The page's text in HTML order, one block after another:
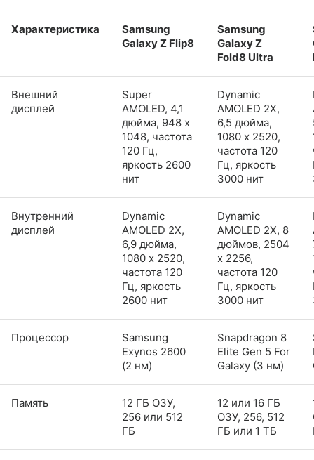
Характеристика
Samsung
Galaxy Z Flip8
Samsung
Galaxy Z
Fold8 Ultra
Внешний
дисплей
Super
AMOLED, 4,1
дюйма, 948 x
1048, частота
120 Гц,
яркость 2600
нит
Dynamic
AMOLED 2X,
6,5 дюйма,
1080 x 2520,
частота 120
Гц, яркость
3000 нит
Внутренний
дисплей
Dynamic
AMOLED 2X,
6,9 дюйма,
1080 x 2520,
частота 120
Гц, яркость
2600 нит
Dynamic
AMOLED 2X, 8
дюймов, 2504
x 2256,
частота 120
Гц, яркость
3000 нит
Процессор
Samsung
Exynos 2600
(2 нм)
Snapdragon 8
Elite Gen 5 For
Galaxy (3 нм)
Память
12 ГБ ОЗУ,
256 или 512
ГБ
12 или 16 ГБ
ОЗУ, 256, 512
ГБ или 1 ТБ